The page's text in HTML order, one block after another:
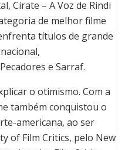
Cirate – A Voz de Rindi
de melhor filme
títulos de grande
e Sarraf.
o otimismo. Com a
também conquistou o
americana, ao ser
of Film Critics, pelo New